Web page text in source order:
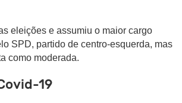
eleições e assumiu o maior cargo
SPD, partido de centro-esquerda, mas
como moderada.
19